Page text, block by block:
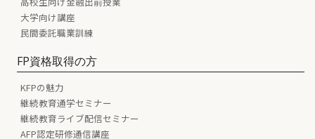
大学向け講座
民間委託職業訓練
FP資格取得の方
KFPの魅力
継続教育通学セミナー
継続教育ライブ配信セミナー
AFP認定研修通信講座